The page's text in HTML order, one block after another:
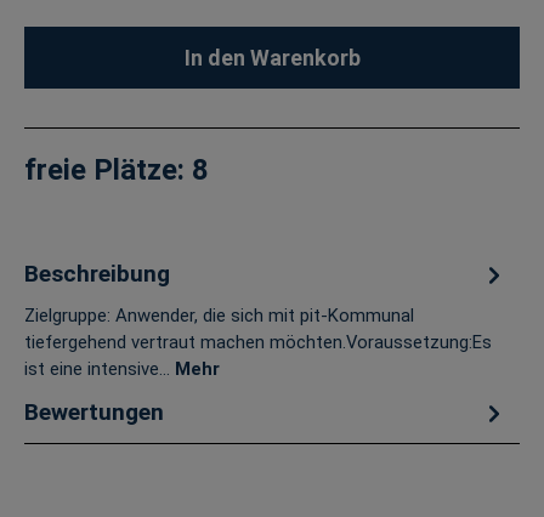
In den Warenkorb
freie Plätze: 8
Beschreibung
Zielgruppe: Anwender, die sich mit pit-Kommunal
tiefergehend vertraut machen möchten.Voraussetzung:Es
ist eine intensive… Mehr
Bewertungen